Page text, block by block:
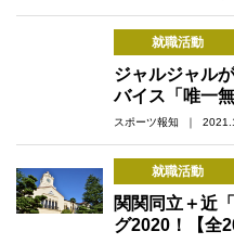
就職活動
ジャルジャル
バイス「唯一
スポーツ報知 ｜
就職活動
関関同立＋近
グ2020！【全